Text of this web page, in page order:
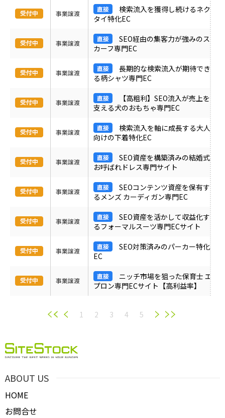
事業譲渡
検索流入を獲得し続けるネク
タイ特化EC
事業譲渡
SEO経由の集客力が強みのス
カーフ専門EC
事業譲渡
長期的な検索流入が期待でき
る柄シャツ専門EC
事業譲渡
【高粗利】SEO流入が売上を
支える犬のおもちゃ専門EC
事業譲渡
検索流入を軸に成長する大人
向けの下着特化EC
事業譲渡
SEO資産を構築済みの結婚式
お呼ばれドレス専門サイト
事業譲渡
SEOコンテンツ資産を保有す
るメンズ カーディガン専門EC
事業譲渡
SEO資産を活かして収益化す
るフォーマルスーツ専門ECサイト
事業譲渡
SEO対策済みのパーカー特化
EC
事業譲渡
ニッチ市場を狙った保育士 エ
プロン専門ECサイト【高利益率】
1 2 3 4 5
ABOUT US
HOME
お問合せ